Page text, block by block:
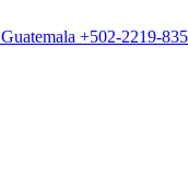
Guatemala +502-2219-